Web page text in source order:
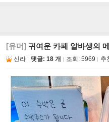
[유머] 귀여운 카페 알바생의
신라 댓글: 18 개 조회: 5969 추